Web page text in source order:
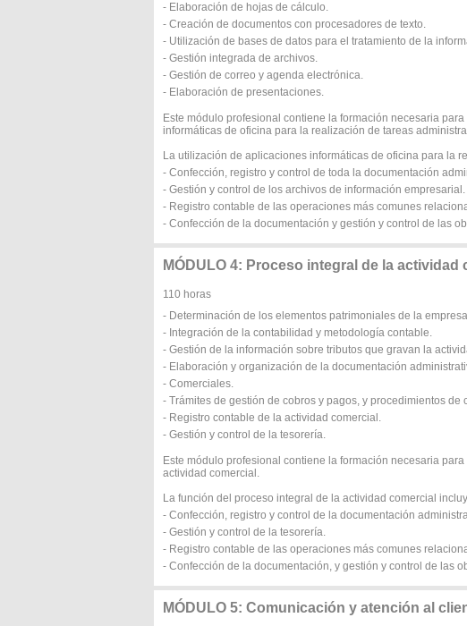
- Elaboración de hojas de cálculo.
- Creación de documentos con procesadores de texto.
- Utilización de bases de datos para el tratamiento de la
- Gestión integrada de archivos.
- Gestión de correo y agenda electrónica.
- Elaboración de presentaciones.
Este módulo profesional contiene la formación necesaria
informáticas de oficina para la realización de tareas
La utilización de aplicaciones informáticas de oficina para la
- Confección, registro y control de toda la documentación
- Gestión y control de los archivos de información empresarial.
- Registro contable de las operaciones más comunes
- Confección de la documentación y gestión y control de las
MÓDULO 4: Proceso integral de la actividad
110 horas
- Determinación de los elementos patrimoniales de la
- Integración de la contabilidad y metodología contable.
- Gestión de la información sobre tributos que gravan la
- Elaboración y organización de la documentación
- Comerciales.
- Trámites de gestión de cobros y pagos, y procedimientos
- Registro contable de la actividad comercial.
- Gestión y control de la tesorería.
Este módulo profesional contiene la formación necesaria
actividad comercial.
La función del proceso integral de la actividad comercial
- Confección, registro y control de la documentación
- Gestión y control de la tesorería.
- Registro contable de las operaciones más comunes
- Confección de la documentación, y gestión y control de las
MÓDULO 5: Comunicación y atención al